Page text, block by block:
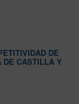
DE
DE CASTILLA Y